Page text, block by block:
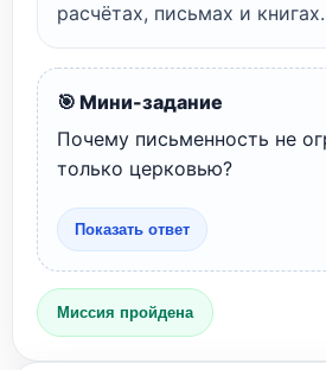
расчётах, письмах и книгах.
🎯 Мини-задание
Почему письменность не
только церковью?
Показать ответ
Миссия пройдена